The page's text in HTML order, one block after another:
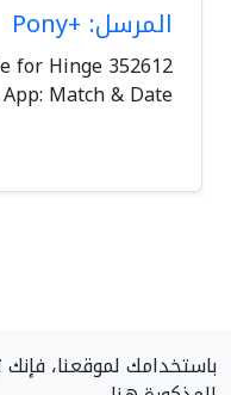
المرسل: +Pony
for Hinge
Match & Date.
باستخدامك لموقعنا،